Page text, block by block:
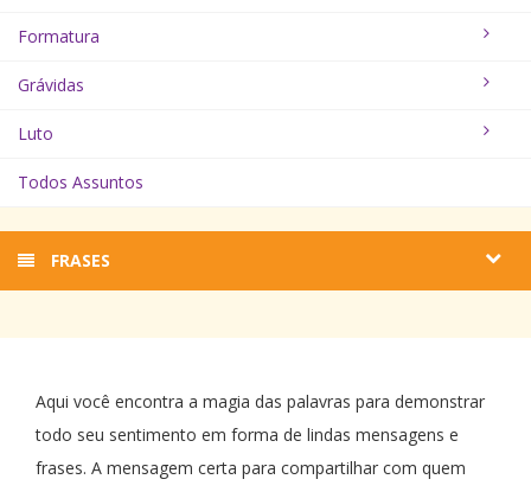
Formatura
Grávidas
Luto
Todos Assuntos
FRASES
Aqui você encontra a magia das palavras para demonstrar
todo seu sentimento em forma de lindas mensagens e
frases. A mensagem certa para compartilhar com quem